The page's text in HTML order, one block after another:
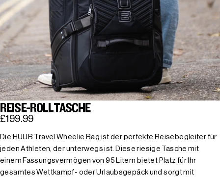
REISE-ROLLTASCHE
£199.99
Die HUUB Travel Wheelie Bag ist der perfekte Reisebegleiter für
jeden Athleten, der unterwegs ist. Diese riesige Tasche mit
einem Fassungsvermögen von 95 Litern bietet Platz für Ihr
gesamtes Wettkampf- oder Urlaubsgepäck und sorgt mit